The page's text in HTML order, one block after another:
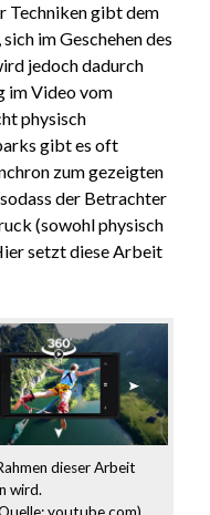
Techniken gibt dem
im Geschehen des
jedoch dadurch
im Video vom
physisch
gibt es oft
zum gezeigten
der Betrachter
(sowohl physisch
setzt diese Arbeit
dieser Arbeit
wird.